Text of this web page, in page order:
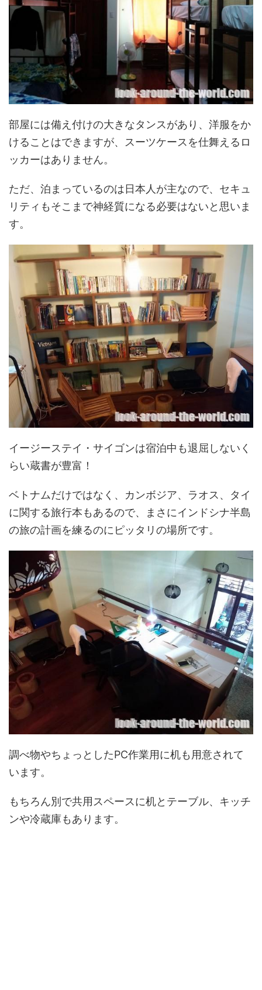
部屋には備え付けの大きなタンスがあり、洋服をか
けることはできますが、スーツケースを仕舞えるロ
ッカーはありません。
ただ、泊まっているのは日本人が主なので、セキュ
リティもそこまで神経質になる必要はないと思いま
す。
イージーステイ・サイゴンは宿泊中も退屈しないく
らい蔵書が豊富！
ベトナムだけではなく、カンボジア、ラオス、タイ
に関する旅行本もあるので、まさにインドシナ半島
の旅の計画を練るのにピッタリの場所です。
調べ物やちょっとしたPC作業用に机も用意されて
います。
もちろん別で共用スペースに机とテーブル、キッチ
ンや冷蔵庫もあります。